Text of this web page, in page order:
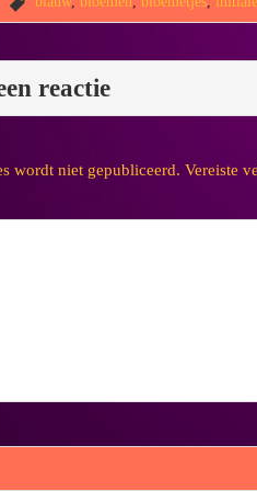
reactie
wordt niet gepubliceerd. Vereiste